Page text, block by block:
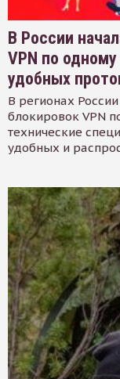
В России
VPN по
удобных
В регионах
блокировок VPN
технические
удобных и